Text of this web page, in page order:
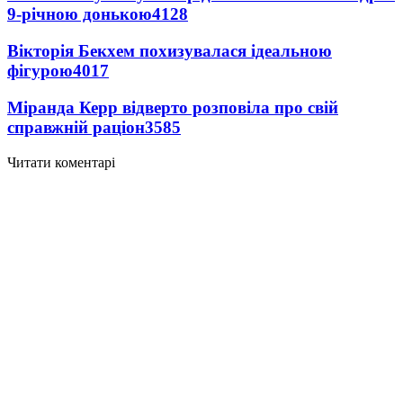
9-річною донькою4128
Вікторія Бекхем похизувалася ідеальною
фігурою4017
Міранда Керр відверто розповіла про свій
справжній раціон3585
Читати коментарі